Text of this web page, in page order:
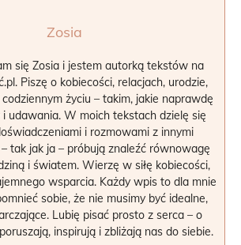
Zosia
się Zosia i jestem autorką tekstów na
Piszę o kobiecości, relacjach, urodzie,
życiu – takim, jakie naprawdę
udawania. W moich tekstach dzielę się
i rozmowami z innymi
tak jak ja – próbują znaleźć równowagę
i światem. Wierzę w siłę kobiecości,
wsparcia. Każdy wpis to dla mnie
sobie, że nie musimy być idealne,
Lubię pisać prosto z serca – o
inspirują i zbliżają nas do siebie.